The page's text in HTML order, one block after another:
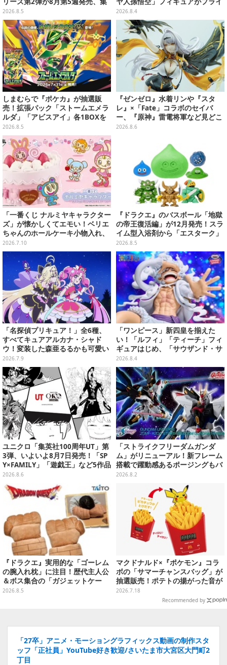
めて並べたくなるクオリティ
2026.8.5
ズ展開！ビッグサイズの「筋斗
雲」エアぐるみも
2026.8.4
しまむらで『ポケカ』が抽選販
売！拡張パック「ストームエメラ
ルダ」「アビスアイ」各1BOXを
ラインナップ
2026.8.5
『ゼンゼロ』水着リンや『スタ
レ』×「Fate」コラボのセイバ
ー、『原神』雷電将軍など見どこ
ろ満載！「ワンフェス」に出展の
ご紹介【WF2026】
2026.8.6
「一番くじ ナルミヤキャラクター
ズ」が懐かしくてエモい！ベリエ
ちゃんのホールケーキ小物入れ、
ナカムラくんのマスコットなど全
ラインナップ公開
2026.7.10
『ドラクエ』のバスボール「地獄
の帝王復活編」が12月発売！スラ
イム型入浴剤から「エスターク」
「デスピサロ」ら6体が飛び出す
2026.8.5
「名探偵プリキュア！」全6種、
すべてキュアアルカナ・シャド
ウ！変装した森亜るるかも可愛い
「ミニアクスタ」が7月中旬発売
2026.7.9
「ワンピース」新四皇を揃えた
い！「ルフィ」「ティーチ」フィ
ギュアはじめ、「サウザンド・サ
ニー号リモコンカー」など4商品
が順次展開
2026.8.4
ユニクロ「集英社100周年UT」第
3弾、いよいよ8月7日発売！「SP
Y×FAMILY」「遊戯王」など5作品
をデザイン
2026.8.6
「ストライクフリーダムガンダ
ム」がリニューアル！新フレーム
搭載で躍動感あるポージングもバ
ッチリ
2026.8.2
『ドラクエ』実用的な「ゴーレム
の腕入れ枕」に注目！歴代主人公
＆ボス集合の「ガジェットケー
ス」ほか9プライズが8月順次展開
2026.8.5
マクドナルド×『ポケモン』コラ
ボの「サマーチャンスバッグ」が
抽選販売！ポテトの揚がった音が
流れる「とびだすピカチュウ ポテ
トタイマー」など当たる
2026.7.18
Recommended by
「27卒」アニメ・モーショングラフィックス動画の制作スタ
ッフ「正社員」YouTube好き歓迎/さいたま市大宮区大門町2
丁目